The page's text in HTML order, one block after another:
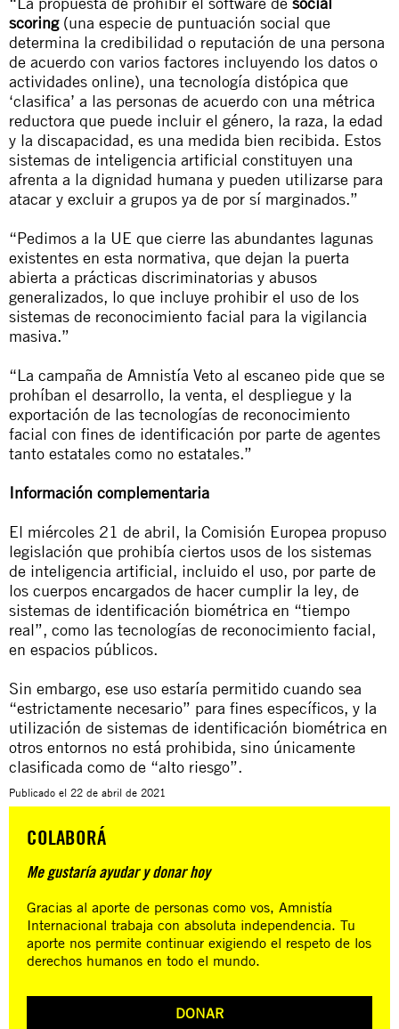
scoring (una especie de puntuación social que
determina la credibilidad o reputación de una persona
de acuerdo con varios factores incluyendo los datos o
actividades online), una tecnología distópica que
‘clasifica’ a las personas de acuerdo con una métrica
reductora que puede incluir el género, la raza, la edad
y la discapacidad, es una medida bien recibida. Estos
sistemas de inteligencia artificial constituyen una
afrenta a la dignidad humana y pueden utilizarse para
atacar y excluir a grupos ya de por sí marginados.”
“Pedimos a la UE que cierre las abundantes lagunas
existentes en esta normativa, que dejan la puerta
abierta a prácticas discriminatorias y abusos
generalizados, lo que incluye prohibir el uso de los
sistemas de reconocimiento facial para la vigilancia
masiva.”
“La campaña de Amnistía Veto al escaneo pide que se
prohíban el desarrollo, la venta, el despliegue y la
exportación de las tecnologías de reconocimiento
facial con fines de identificación por parte de agentes
tanto estatales como no estatales.”
Información complementaria
El miércoles 21 de abril, la Comisión Europea propuso
legislación que prohibía ciertos usos de los sistemas
de inteligencia artificial, incluido el uso, por parte de
los cuerpos encargados de hacer cumplir la ley, de
sistemas de identificación biométrica en “tiempo
real”, como las tecnologías de reconocimiento facial,
en espacios públicos.
Sin embargo, ese uso estaría permitido cuando sea
“estrictamente necesario” para fines específicos, y la
utilización de sistemas de identificación biométrica en
otros entornos no está prohibida, sino únicamente
clasificada como de “alto riesgo”.
Publicado el 22 de abril de 2021
COLABORÁ
Me gustaría ayudar y donar hoy
Gracias al aporte de personas como vos, Amnistía
Internacional trabaja con absoluta independencia. Tu
aporte nos permite continuar exigiendo el respeto de los
derechos humanos en todo el mundo.
DONAR